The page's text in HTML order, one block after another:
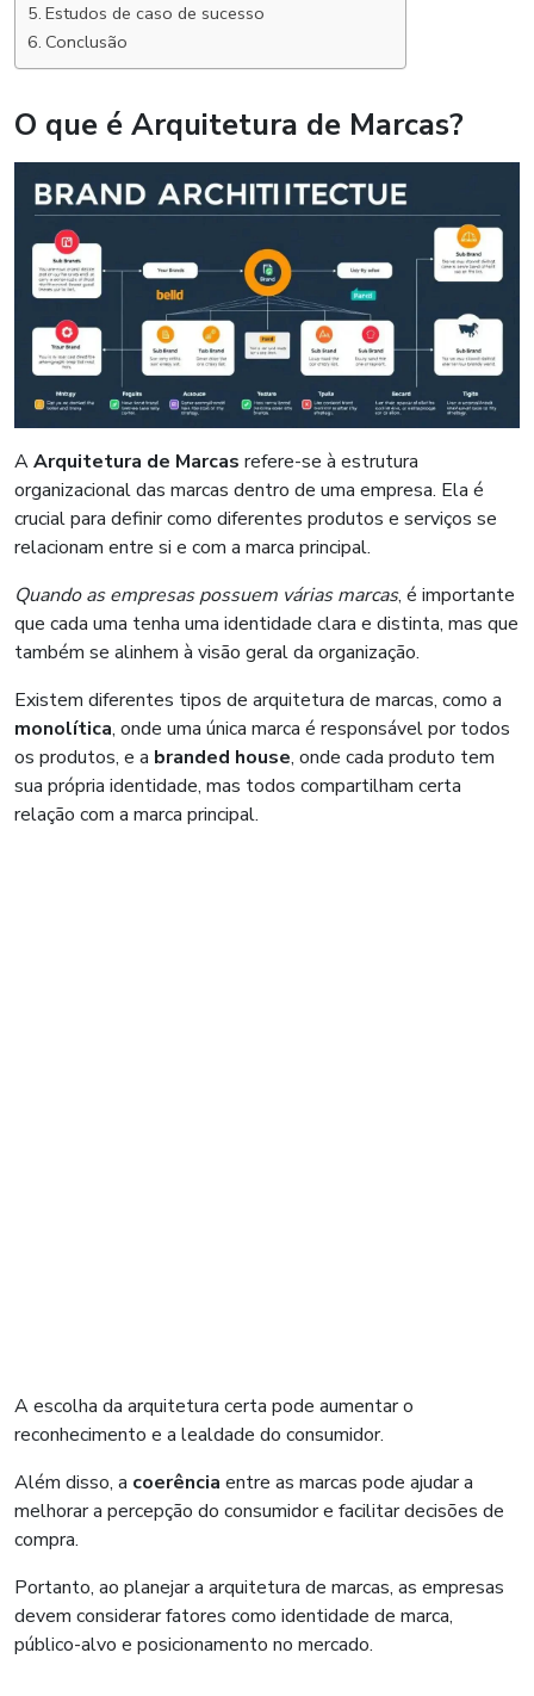
Estudos de caso de sucesso
Conclusão
O que é Arquitetura de Marcas?
AArquitetura de Marcas refere-se à estrutura
organizacional das marcas dentro de uma empresa. Ela é
crucial para definir como diferentes produtos e serviços se
relacionam entre si e com a marca principal.
Quando as empresas possuem várias marcas, é importante
que cada uma tenha uma identidade clara e distinta, mas que
também se alinhem à visão geral da organização.
Existem diferentes tipos de arquitetura de marcas, como a
monolítica, onde uma única marca é responsável por todos
os produtos, e a branded house, onde cada produto tem
sua própria identidade, mas todos compartilham certa
relação com a marca principal.
A escolha da arquitetura certa pode aumentar o
reconhecimento e a lealdade do consumidor.
Além disso, a coerência entre as marcas pode ajudar a
melhorar a percepção do consumidor e facilitar decisões de
compra.
Portanto, ao planejar a arquitetura de marcas, as empresas
devem considerar fatores como identidade de marca,
público-alvo e posicionamento no mercado.